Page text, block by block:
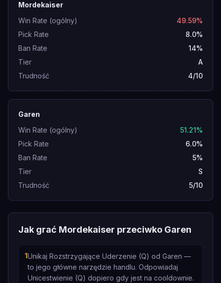
Mordekaiser
Win Rate (ogólny)
49.59%
Pick Rate
8.0%
Ban Rate
14%
Tier
A
Trudność
4/10
Garen
Win Rate (ogólny)
51.21%
Pick Rate
6.0%
Ban Rate
5%
Tier
S
Trudność
5/10
Jak grać Mordekaiser przeciwko Garen
1Unikaj Rozstrzygające Uderzenie (Q) od Garen —
to jego główne narzędzie handlu. Odpowiadaj
Unicestwienie (Q) dopiero gdy jest na cooldownie.